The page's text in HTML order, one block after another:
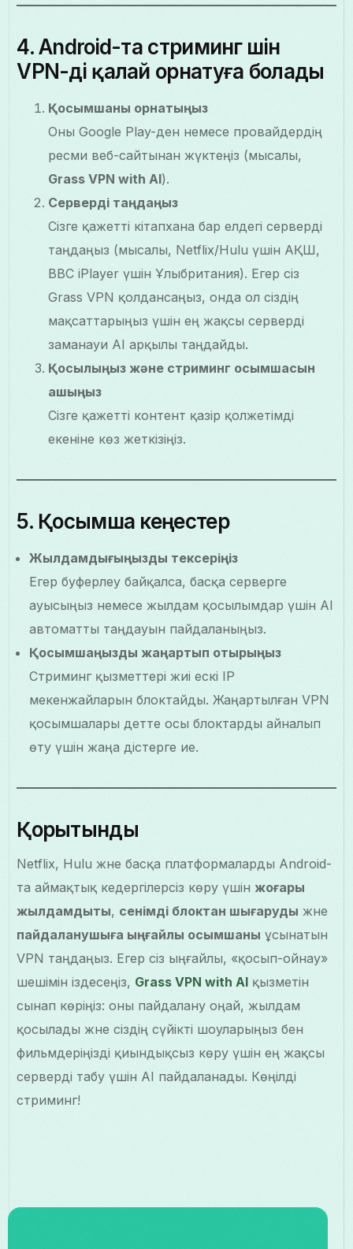
4. Android-та стриминг үшін
VPN-ді қалай орнатуға болады
Қосымшаны орнатыңыз
Оны Google Play-ден немесе провайдердің
ресми веб-сайтынан жүктеңіз (мысалы,
Grass VPN with AI).
Серверді таңдаңыз
Сізге қажетті кітапхана бар елдегі серверді
таңдаңыз (мысалы, Netflix/Hulu үшін АҚШ,
BBC iPlayer үшін Ұлыбритания). Егер сіз
Grass VPN қолдансаңыз, онда ол сіздің
мақсаттарыңыз үшін ең жақсы серверді
заманауи AI арқылы таңдайды.
Қосылыңыз және стриминг қосымшасын
ашыңыз
Сізге қажетті контент қазір қолжетімді
екеніне көз жеткізіңіз.
5. Қосымша кеңестер
Жылдамдығыңызды тексеріңіз
Егер буферлеу байқалса, басқа серверге
ауысыңыз немесе жылдам қосылымдар үшін AI
автоматты таңдауын пайдаланыңыз.
Қосымшаңызды жаңартып отырыңыз
Стриминг қызметтері жиі ескі IP
мекенжайларын блоктайды. Жаңартылған VPN
қосымшалары әдетте осы блоктарды айналып
өту үшін жаңа әдістерге ие.
Қорытынды
Netflix, Hulu және басқа платформаларды Android-
та аймақтық кедергілерсіз көру үшін жоғары
жылдамдықты, сенімді блоктан шығаруды және
пайдаланушыға ыңғайлы қосымшаны ұсынатын
VPN таңдаңыз. Егер сіз ыңғайлы, «қосып-ойнау»
шешімін іздесеңіз, Grass VPN with AI қызметін
сынап көріңіз: оны пайдалану оңай, жылдам
қосылады және сіздің сүйікті шоуларыңыз бен
фильмдеріңізді қиындықсыз көру үшін ең жақсы
серверді табу үшін AI пайдаланады. Көңілді
стриминг!